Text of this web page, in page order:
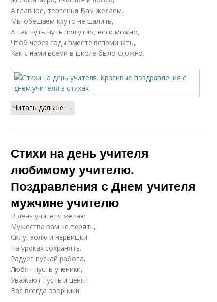
А главное, терпенья Вам желаем.
Мы обещаем круто не шалить,
А так чуть-чуть пошутим, если можно,
Чтоб через годы вместе вспоминать,
Как с нами всеми в школе было сложно.
Читать дальше →
Стихи на день учителя
любимому учителю.
Поздравления с Днем учителя
мужчине учителю
В день учителя желаю
Мужества вам не терять,
Силу, волю и нервишки
На уроках сохранять.
Радует пускай работа,
Любят пусть ученики,
Уважают пусть и ценят
Вас всегда озорники.